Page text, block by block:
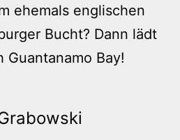
ehemals englischen
Bucht? Dann lädt
Guantanamo Bay!